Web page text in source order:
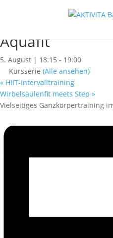
Aquafit
5. August | 18:15 - 19:00
Kursserie (Alle ansehen)
« HIIT-Intervalltraining
Wirbelsäulenfit meets Step »
Vielseitiges Ganzkörpertraining